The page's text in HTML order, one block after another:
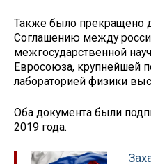
Также было прекращено
Соглашению между
межгосударственной
Евросоюза, крупнейшей
лабораторией физики
Оба документа были
2019 года.